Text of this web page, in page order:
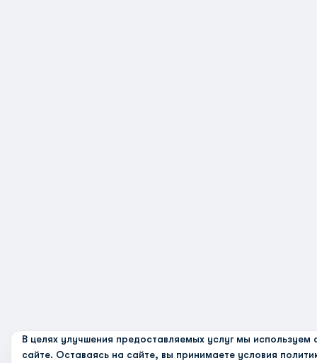
В целях улучшения предоставляемых услуг мы используем
сайте. Оставаясь на сайте, вы принимаете условия